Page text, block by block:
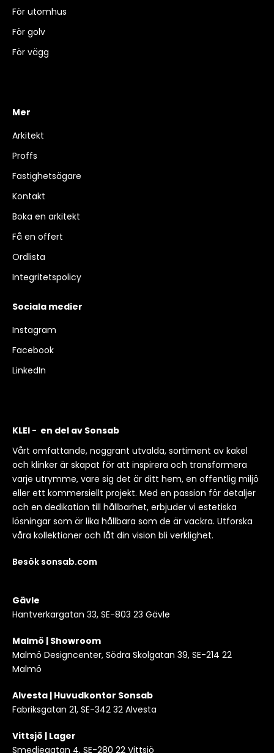
För utomhus
För golv
För vägg
Mer
Arkitekt
Proffs
Fastighetsägare
Kontakt
Boka en arkitekt
Få en offert
Ordlista
Integritetspolicy
Sociala medier
Instagram
Facebook
LinkedIn
KLEI - en del av Sonsab
Vårt omfattande, noggrant utvalda, sortiment av kakel
och klinker är skapat för att inspirera och transformera
varje utrymme, vare sig det är ditt hem, en offentlig miljö
eller ett kommersiellt projekt. Med en passion för detaljer
och en dedikation till hållbarhet, erbjuder vi estetiska
lösningar som är lika hållbara som de är vackra. Utforska
våra kollektioner och låt din vision bli verklighet.
Besök sonsab.com
Gävle
Hantverkargatan 33, SE-803 23 Gävle
Malmö | Showroom
Malmö Designcenter, Södra Skolgatan 39, SE-214 22
Malmö
Alvesta | Huvudkontor Sonsab
Fabriksgatan 21, SE-342 32 Alvesta
Vittsjö | Lager
Smedjegatan 4, SE-280 22 Vittsjö